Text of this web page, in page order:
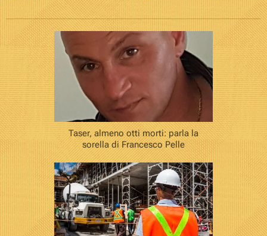
Taser, almeno otti morti: parla la
sorella di Francesco Pelle